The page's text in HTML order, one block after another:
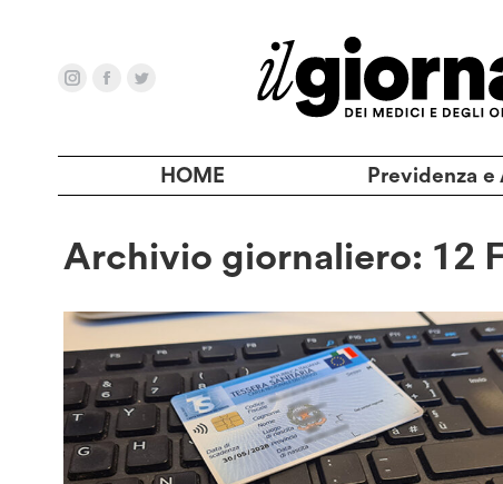
HOME Previdenza e
Archivio giornaliero: 12